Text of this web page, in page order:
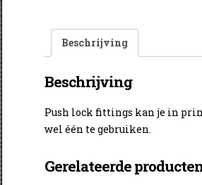
Beschrijving
Beschrijving
Push lock fittings kan je in
wel één te gebruiken.
Gerelateerde